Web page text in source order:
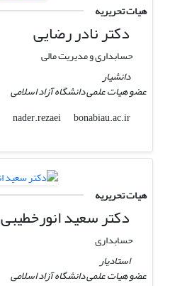
هیات تحریریه
دکتر نادر رضایی
حسابداری و مدیریت مالی
دانشیار
عضو هیات علمی دانشگاه آزاد اسلامی
nader.rezaei
bonabiau.ac.ir
هیات تحریریه
دکتر سعید انورخطیبی
حسابداری
استادیار
عضو هیات علمی دانشگاه آزاد اسلامی